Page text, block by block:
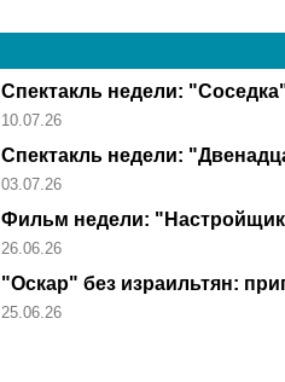
Спектакль недели:
10.07.26
Спектакль недели:
03.07.26
Фильм недели:
26.06.26
"Оскар" без израильтян:
25.06.26